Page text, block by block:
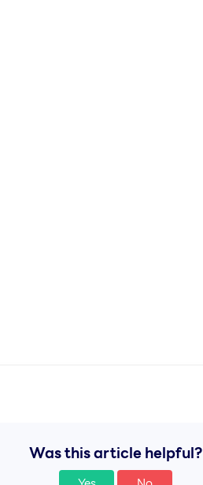
Was this article helpful?